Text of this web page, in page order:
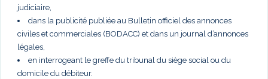
judiciaire,
dans la publicité publiée au Bulletin officiel des annonces
civiles et commerciales (BODACC) et dans un journal d’annonces
légales,
en interrogeant le greffe du tribunal du siège social ou du
domicile du débiteur.